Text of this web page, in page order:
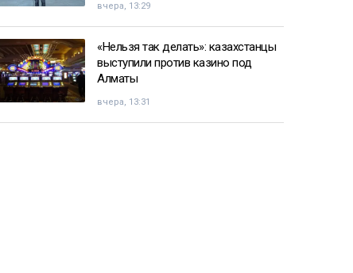
вчера, 13:29
«Нельзя так делать»: казахстанцы
выступили против казино под
Алматы
вчера, 13:31